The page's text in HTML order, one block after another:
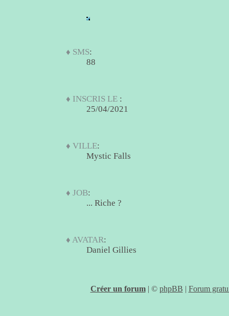
♦ SMS:
88
♦ INSCRIS LE :
25/04/2021
♦ VILLE:
Mystic Falls
♦ JOB:
... Riche ?
♦ AVATAR:
Daniel Gillies
Créer un forum| © phpBB | Forum